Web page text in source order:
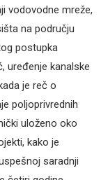
vodovodne mreže,
na području
postupka
uređenje kanalske
je reč o
poljoprivrednih
uloženo oko
kako je
saradnji